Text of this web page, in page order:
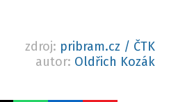
zdroj: pribram.cz / ČTK
autor: Oldřich Kozák